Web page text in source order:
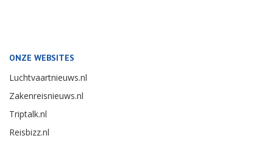
ONZE WEBSITES
Luchtvaartnieuws.nl
Zakenreisnieuws.nl
Triptalk.nl
Reisbizz.nl